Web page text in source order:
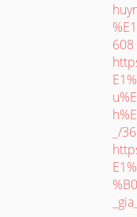
608
_/